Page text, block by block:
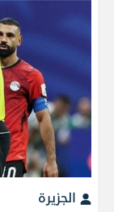
الجزيرة